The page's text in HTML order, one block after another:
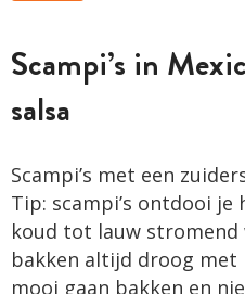
Scampi’s in
salsa
Scampi’s met een
Tip: scampi’s ontdooi
koud tot lauw stromend
bakken altijd droog met
mooi gaan bakken en